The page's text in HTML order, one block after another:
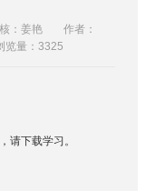
：姜艳
作者：
览量： 3325
请下载学习。